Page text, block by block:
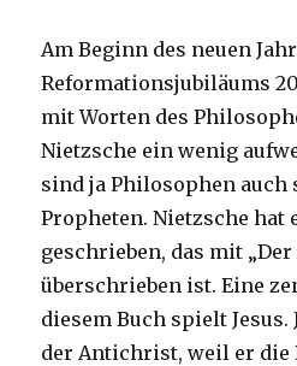
Am Beginn des neuen
Reformationsjubiläums
mit Worten des
Nietzsche ein wenig
sind ja Philosophen auch
Propheten. Nietzsche hat
geschrieben, das mit
überschrieben ist. Eine
diesem Buch spielt
der Antichrist, weil er die